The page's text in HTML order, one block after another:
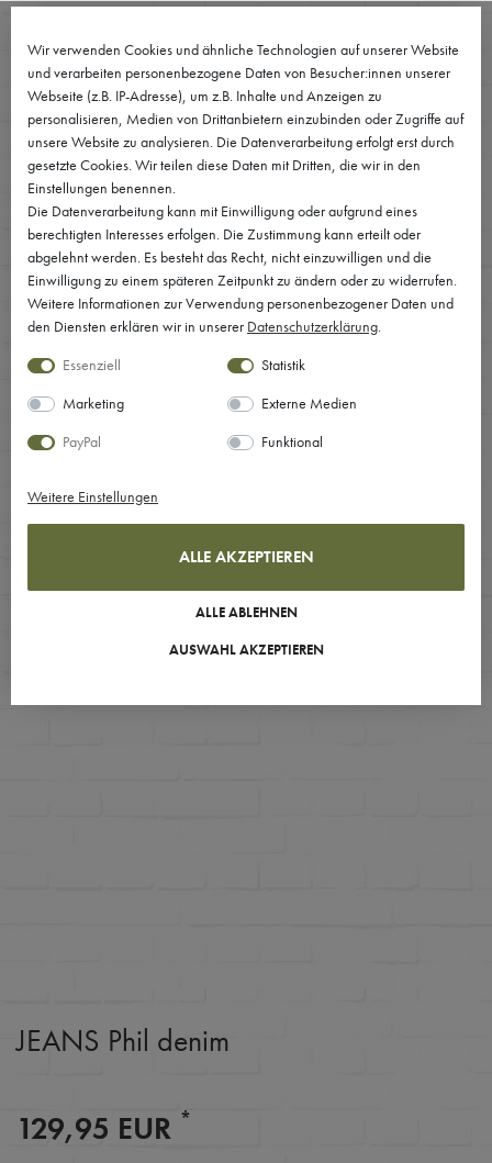
JEANS Phil denim
129,95 EUR *
Wir verwenden Cookies und ähnliche Technologien auf unserer Website
und verarbeiten personenbezogene Daten von Besucher:innen unserer
Webseite (z.B. IP-Adresse), um z.B. Inhalte und Anzeigen zu
personalisieren, Medien von Drittanbietern einzubinden oder Zugriffe auf
unsere Website zu analysieren. Die Datenverarbeitung erfolgt erst durch
gesetzte Cookies. Wir teilen diese Daten mit Dritten, die wir in den
Einstellungen benennen.
Die Datenverarbeitung kann mit Einwilligung oder aufgrund eines
berechtigten Interesses erfolgen. Die Zustimmung kann erteilt oder
abgelehnt werden. Es besteht das Recht, nicht einzuwilligen und die
Einwilligung zu einem späteren Zeitpunkt zu ändern oder zu widerrufen.
Weitere Informationen zur Verwendung personenbezogener Daten und
den Diensten erklären wir in unserer Daten­schutz­erklärung.
Essenziell
Statistik
Marketing
Externe Medien
PayPal
Funktional
Weitere Einstellungen
ALLE AKZEPTIEREN
ALLE ABLEHNEN
AUSWAHL AKZEPTIEREN